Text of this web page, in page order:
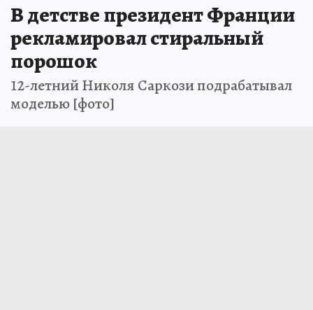
В детстве президент Франции
рекламировал стиральный
порошок
12-летний Николя Саркози подрабатывал
моделью [фото]